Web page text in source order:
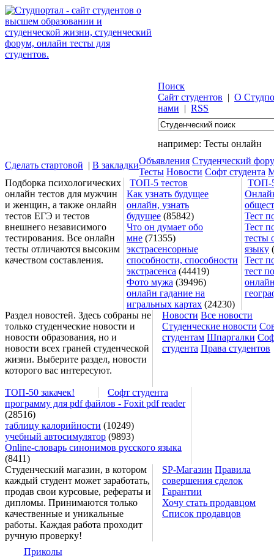
Поиск
Сайт студентов | О
нами | RSS
например: Тесты онлайн
Сделать стартовой | В закладкиОбъявления Студенческий
Тесты Новости Софт студента
Подборка психологических
онлайн тестов для мужчин
и женщин, а также онлайн
тестов ЕГЭ и тестов
внешнего независимого
тестирования. Все онлайн
тесты отличаются высоким
качеством составления.
ТОП-5 тестов
ТОП-
Как узнать будущее
онлайн, узнать
будущее (85842)
Что он думает обо
мне (71355)
экстрасенсорные
способности, способности
экстрасенса (44419)
Фото мужа (39496)
онлайн гадание на
игральных картах (24230)
Тест
Тест
тесты
языку
Тест
тест
Раздел новостей. Здесь собраны не
только студенческие новости и
новости образования, но и
новости всех граней студенческой
жизни. Выберите раздел, новости
которого вас интересуют.
Новости Все новости
Студенческие новости
студентам Шпаргалки
студента Права студентов
ТОП-50 закачек!
Софт студента
программу для pdf файлов - Foxit pdf reader
(28516)
таблицу калорийности (10249)
учебный автосимулятор (9893)
Online-словарь синонимов русского языка
(8411)
Студенческий магазин, в котором
каждый студент может заработать,
продав свои курсовые, рефераты и
дипломы. Принимаются только
качественные и уникальные
работы. Каждая работа проходит
ручную проверку!
SP-Магазин Правила
совершения сделок
Гарантии
Хочу стать продавцом
Список продавцов
Приколы